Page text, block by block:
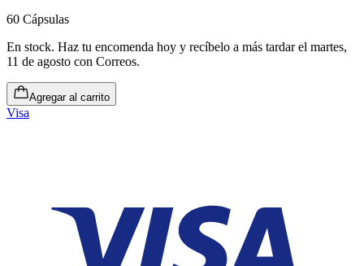
60 Cápsulas
En stock. Haz tu encomenda hoy y recíbelo a más tardar el martes,
11 de agosto con Correos.
Agregar al carrito
Visa